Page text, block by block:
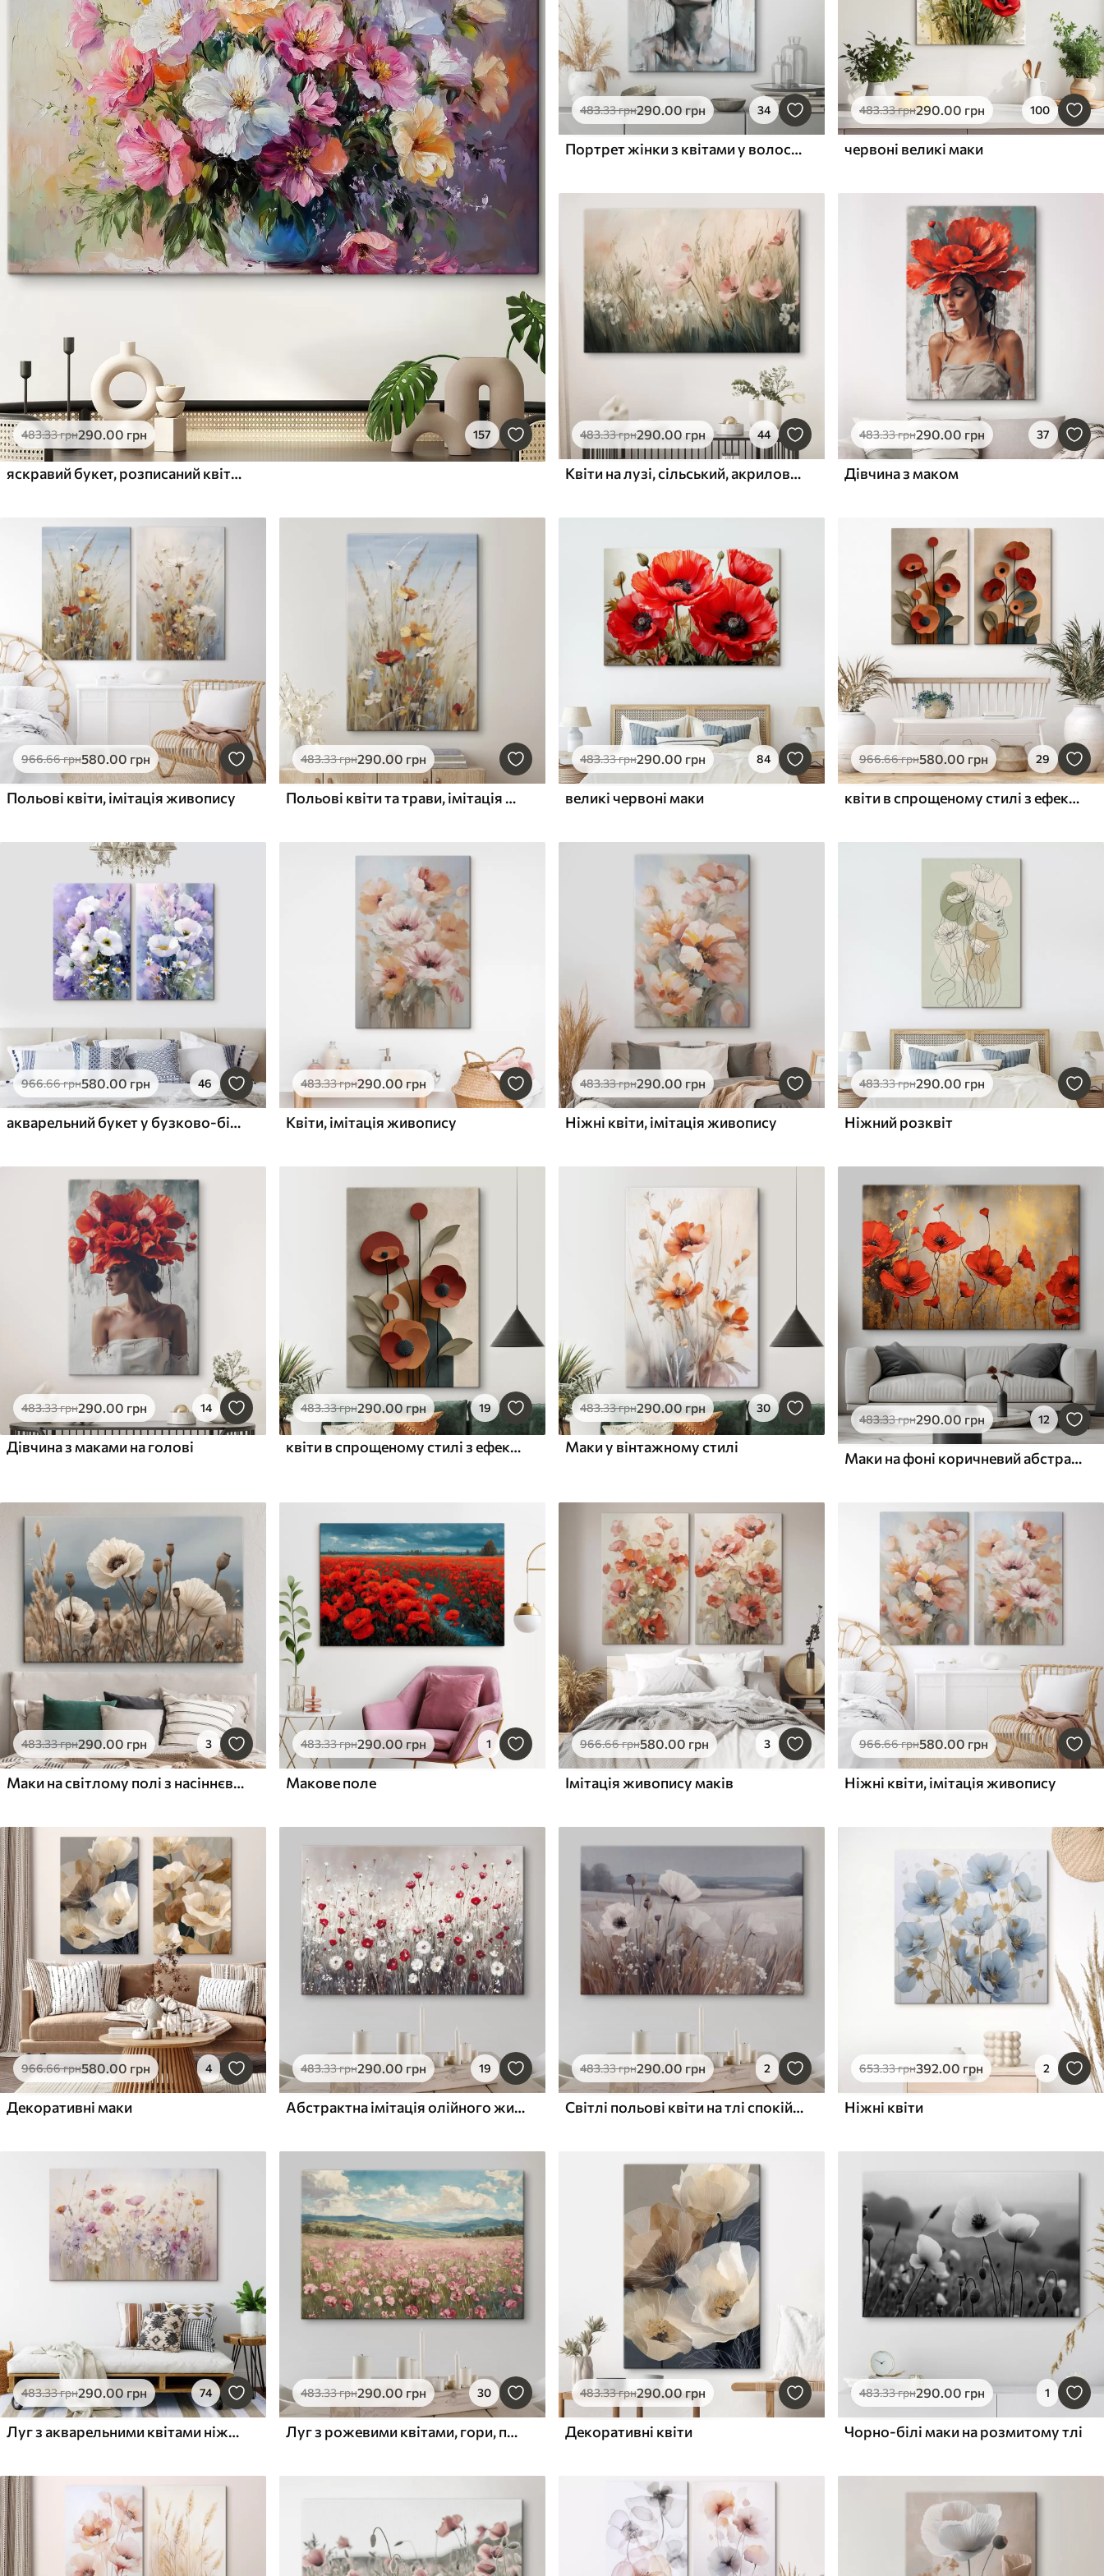
483.33грн290.00 грн 157
яскравий букет, розписаний квітами
483.33грн290.00 грн 34
Портрет жінки з квітами у волоссі та червоними губами
483.33грн290.00 грн 100
червоні великі маки
483.33грн290.00 грн 44
Квіти на лузі, сільський, акриловий стиль
483.33грн290.00 грн 37
Дівчина з маком
966.66грн580.00 грн
Польові квіти, імітація живопису
483.33грн290.00 грн
Польові квіти та трави, імітація живопису
483.33грн290.00 грн 84
великі червоні маки
966.66грн580.00 грн 29
квіти в спрощеному стилі з ефектом об'єму
966.66грн580.00грн 46
акварельний букет у бузково-білих тонах
483.33грн290.00 грн
Квіти, імітація живопису
483.33грн290.00 грн
Ніжні квіти, імітація живопису
483.33грн290.00 грн
Ніжний розквіт
483.33грн290.00 грн 14
Дівчина з маками на голові
483.33грн290.00грн 19
квіти в спрощеному стилі з ефектом об'єму
483.33грн290.00грн 30
Маки у вінтажному стилі
483.33грн290.00 грн 12
Маки на фоні коричневий абстракції
483.33грн290.00 грн 3
Маки на світлому полі з насіннєвими коробочками
483.33грн290.00 грн 1
Макове поле
966.66грн580.00 грн 3
Імітація живопису маків
966.66грн580.00 грн
Ніжні квіти, імітація живопису
966.66грн580.00 грн 4
Декоративні маки
483.33грн290.00 грн 19
Абстрактна імітація олійного живопису поля червоних і білих маків та ромашок на сірому фактурному тлі
483.33грн290.00 грн 2
Світлі польові квіти на тлі спокійного пейзажу
653.33грн392.00 грн 2
Ніжні квіти
483.33грн290.00 грн 74
Луг з акварельними квітами ніжних рожевих, фіолетових та білих відтінків, що створюють атмосферу легкості та гармонії
483.33грн290.00 грн 30
Луг з рожевими квітами, гори, природний краєвид, блакитне небо з хмарами, акрил
483.33грн290.00грн
Декоративні квіти
483.33грн290.00 грн 1
Чорно-білі маки на розмитому тлі